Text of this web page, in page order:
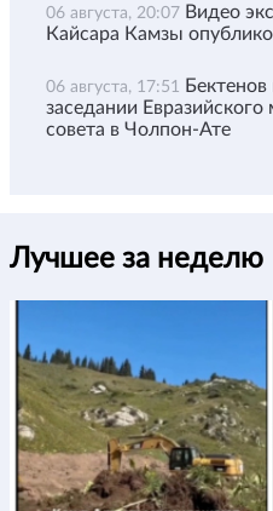
06 августа, 20:07 Видео
Кайсара Камзы
06 августа, 17:51
заседании
совета в Чолпон-Ате
Лучшее за неделю